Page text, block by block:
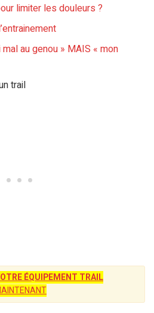
limiter les douleurs ?
mal au genou » MAIS « mon
trail
ÉQUIPEMENT TRAIL